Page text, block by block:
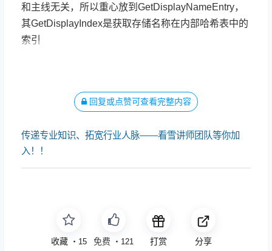
和主线无关，所以重心放到GetDisplayNameEntry，
其GetDisplayIndex是获取存储名称在内部哈希表中的
索引
回复或点赞可查看完整内容
传递专业知识、拓宽行业人脉——看雪讲师团队等你加
入！！
收藏 ・ 15 点赞 ・ 121 打赏 分享